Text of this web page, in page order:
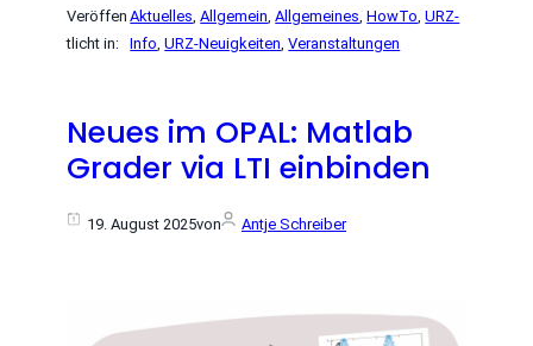
Veröffen
tlicht in:
Aktuelles , Allgemein , Allgemeines , HowTo , URZ-
Info , URZ-Neuigkeiten , Veranstaltungen
Neues im OPAL: Matlab
Grader via LTI einbinden
19. August 2025von Antje Schreiber